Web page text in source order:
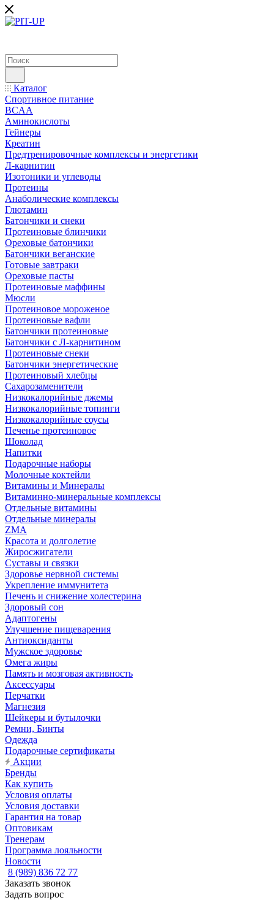
Каталог
Спортивное питание
BCAA
Аминокислоты
Гейнеры
Креатин
Предтренировочные комплексы и энергетики
Л-карнитин
Изотоники и углеводы
Протеины
Анаболические комплексы
Глютамин
Батончики и снеки
Протеиновые блинчики
Ореховые батончики
Батончики веганские
Готовые завтраки
Ореховые пасты
Протеиновые маффины
Мюсли
Протеиновое мороженое
Протеиновые вафли
Батончики протеиновые
Батончики с Л-карнитином
Протеиновые снеки
Батончики энергетические
Протеиновый хлебцы
Сахарозаменители
Низкокалорийные джемы
Низкокалорийные топинги
Низкокалорийные соусы
Печенье протеиновое
Шоколад
Напитки
Подарочные наборы
Молочные коктейли
Витамины и Минералы
Витаминно-минеральные комплексы
Отдельные витамины
Отдельные минералы
ZMA
Красота и долголетие
Жиросжигатели
Суставы и связки
Здоровье нервной системы
Укрепление иммунитета
Печень и снижение холестерина
Здоровый сон
Адаптогены
Улучшение пищеварения
Антиоксиданты
Мужское здоровье
Омега жиры
Память и мозговая активность
Аксессуары
Перчатки
Магнезия
Шейкеры и бутылочки
Ремни, Бинты
Одежда
Подарочные сертификаты
Акции
Бренды
Как купить
Условия оплаты
Условия доставки
Гарантия на товар
Оптовикам
Тренерам
Программа лояльности
Новости
8 (989) 836 72 77
Заказать звонок
Задать вопрос